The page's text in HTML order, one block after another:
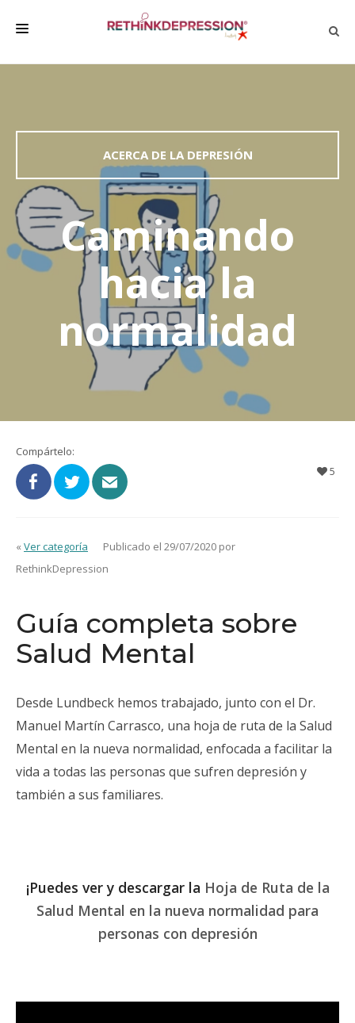
FAMILIA Y AMIGOS
EMPRESA
DEPRESSÃO SEM RODEIOS
ACERCA DE LA DEPRESIÓN
Caminando
hacia la
normalidad
Compártelo:
5
« Ver categoría
Publicado el 29/07/2020 por
RethinkDepression
Guía completa sobre
Salud Mental
Desde Lundbeck hemos trabajado, junto con el Dr.
Manuel Martín Carrasco, una hoja de ruta de la Salud
Mental en la nueva normalidad, enfocada a facilitar la
vida a todas las personas que sufren depresión y
también a sus familiares.
¡Puedes ver y descargar la Hoja de Ruta de la
Salud Mental en la nueva normalidad para
personas con depresión